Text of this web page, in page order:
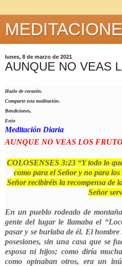
lunes, 8 de marzo de 2021
AUNQUE NO VEAS
Hazlo de corazón.
Comparte esta meditación.
Bendiciones,
Enio
Meditación Diaria
AUNQUE NO VEAS LOS
COLOSENSES 3:23 “Y todo lo
como para el Señor y no para
Señor recibiréis la recompensa de
Señor
En un pueblo rodeado de
gente del lugar le llamaba el
pasar y se burlaba de él. El
posesiones, sin una casa que se
esposa ni hijos; como diría
como opinaban otros, era un